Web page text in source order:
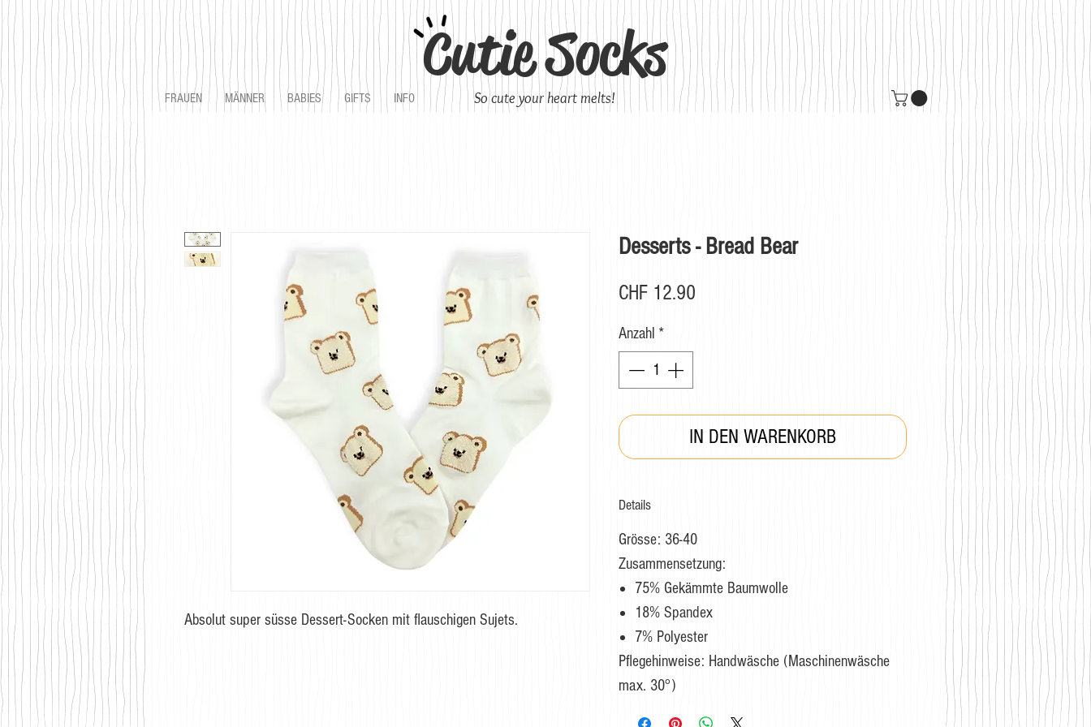
Cutie Socks
FRAUEN MÄNNER BABIES GIFTS INFO So cute your heart melts!
Absolut super süsse Dessert-Socken mit flauschigen Sujets.
Desserts - Bread Bear
CHF 12.90
Anzahl *
IN DEN WARENKORB
Details
Grösse: 36-40
Zusammensetzung:
75% Gekämmte Baumwolle
18% Spandex
7% Polyester
Pflegehinweise: Handwäsche (Maschinenwäsche
max. 30°)